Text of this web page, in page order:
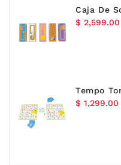
Caja De
Precio
$ 2,599.00
Tempo
Precio
$ 1,299.00